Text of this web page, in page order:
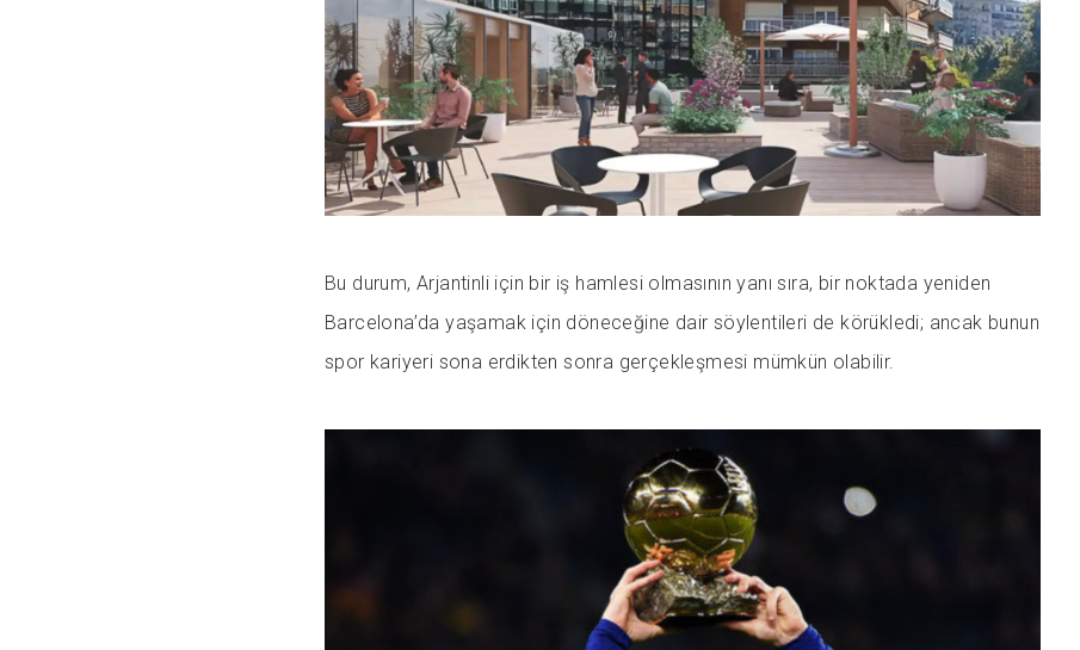
Bu durum, Arjantinli için bir iş hamlesi olmasının yanı sıra, bir noktada yeniden
Barcelona’da yaşamak için döneceğine dair söylentileri de körükledi; ancak bunun
spor kariyeri sona erdikten sonra gerçekleşmesi mümkün olabilir.